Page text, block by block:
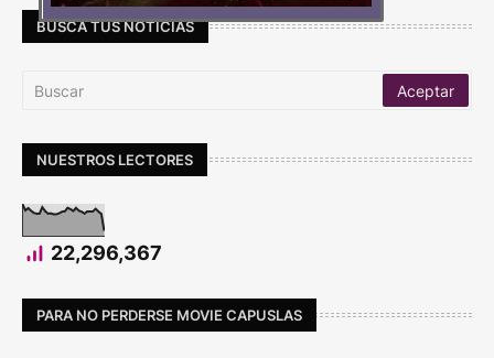
BUSCA TUS NOTICIAS
NUESTROS LECTORES
22,296,367
PARA NO PERDERSE MOVIE CAPUSLAS